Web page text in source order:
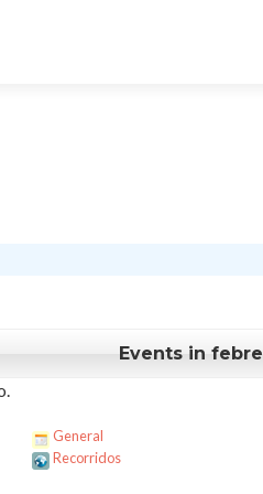
Events in
General
Recorridos